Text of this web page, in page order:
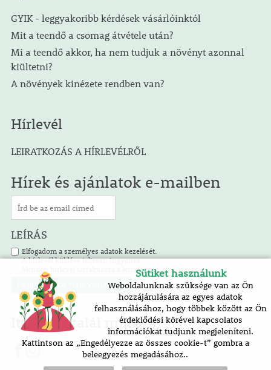
GYIK - leggyakoribb kérdések vásárlóinktól
Mit a teendő a csomag átvétele után?
Mi a teendő akkor, ha nem tudjuk a növényt azonnal
kiültetni?
A növények kinézete rendben van?
Hírlevél
LEIRATKOZÁS A HÍRLEVÉLRŐL
Hírek és ajánlatok e-mailben
LEÍRÁS
Elfogadom a személyes adatok kezelését.
A hírlevél küldése teljesen ingyenes.
Minden hírlevél tartalmazza a leiratkozás lehetőségét.
Itt is megtalál minket!
Sütiket használunk
Weboldalunknak szüksége van az Ön
hozzájárulására az egyes adatok
felhasználásához, hogy többek között az Ön
érdeklődési körével kapcsolatos
információkat tudjunk megjeleníteni.
Kattintson az „Engedélyezze az összes cookie-t” gombra a
beleegyezés megadásához..